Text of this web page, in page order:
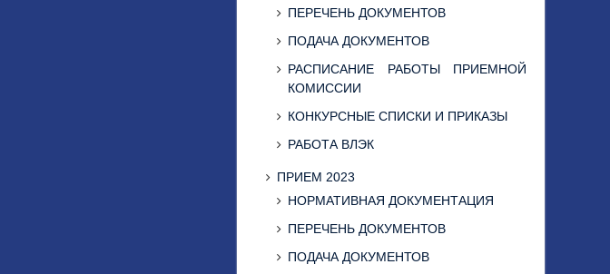
ПЕРЕЧЕНЬ ДОКУМЕНТОВ
ПОДАЧА ДОКУМЕНТОВ
РАСПИСАНИЕ РАБОТЫ ПРИЕМНОЙ
КОМИССИИ
КОНКУРСНЫЕ СПИСКИ И ПРИКАЗЫ
РАБОТА ВЛЭК
ПРИЕМ 2023
НОРМАТИВНАЯ ДОКУМЕНТАЦИЯ
ПЕРЕЧЕНЬ ДОКУМЕНТОВ
ПОДАЧА ДОКУМЕНТОВ